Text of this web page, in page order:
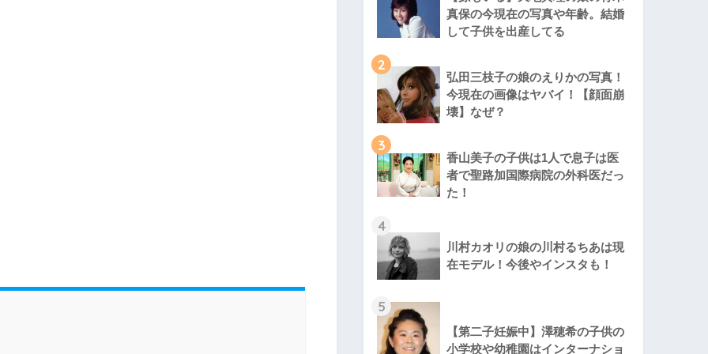
真保の今現在の写真や年齢。結婚
して子供を出産してる
2
弘田三枝子の娘のえりかの写真！
今現在の画像はヤバイ！【顔面崩
壊】なぜ？
3
香山美子の子供は1人で息子は医
者で聖路加国際病院の外科医だっ
た！
4
川村カオリの娘の川村るちあは現
在モデル！今後やインスタも！
5
【第二子妊娠中】澤穂希の子供の
小学校や幼稚園はインターナショ